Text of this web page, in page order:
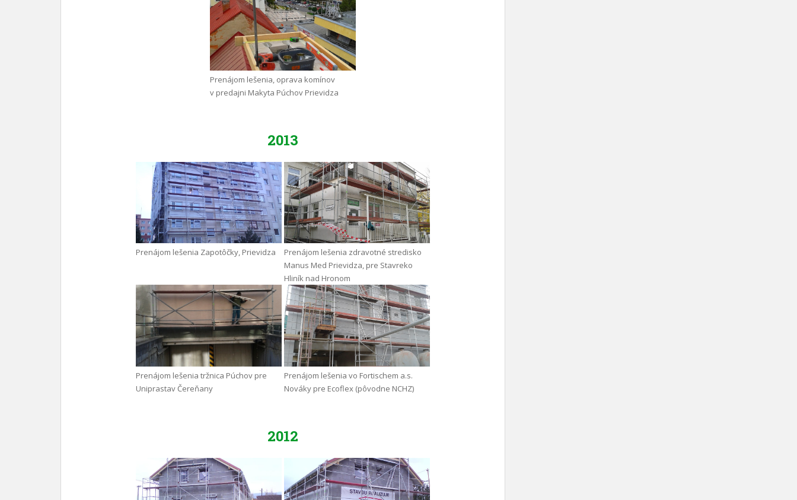
Prenájom lešenia, oprava komínov
v predajni Makyta Púchov Prievidza
2013
Prenájom lešenia Zapotôčky, Prievidza
Prenájom lešenia zdravotné stredisko
Manus Med Prievidza, pre Stavreko
Hliník nad Hronom
Prenájom lešenia tržnica Púchov pre
Uniprastav Čereňany
Prenájom lešenia vo Fortischem a.s.
Nováky pre Ecoflex (pôvodne NCHZ)
2012